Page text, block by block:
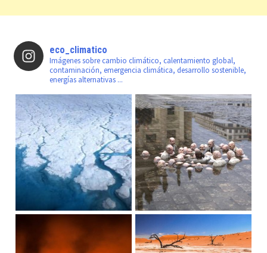
eco_climatico
Imágenes sobre cambio climático, calentamiento global,
contaminación, emergencia climática, desarrollo sostenible,
energías alternativas ...